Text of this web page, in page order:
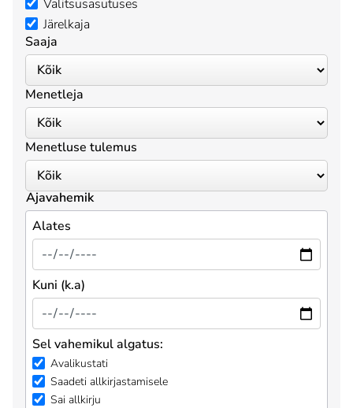
Valitsusasutuses
Järelkaja
Saaja
Menetleja
Menetluse tulemus
Ajavahemik
Alates
Kuni (k.a)
Sel vahemikul algatus:
Avalikustati
Saadeti allkirjastamisele
Sai allkirju